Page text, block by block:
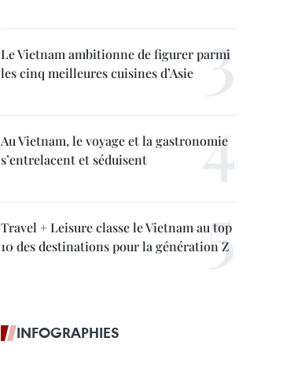
Le Vietnam ambitionne de figurer parmi
les cinq meilleures cuisines d’Asie
Au Vietnam, le voyage et la gastronomie
s’entrelacent et séduisent
Travel + Leisure classe le Vietnam au top
10 des destinations pour la génération Z
INFOGRAPHIES